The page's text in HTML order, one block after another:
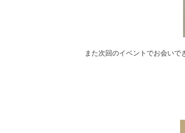
また次回のイベントでお会いで